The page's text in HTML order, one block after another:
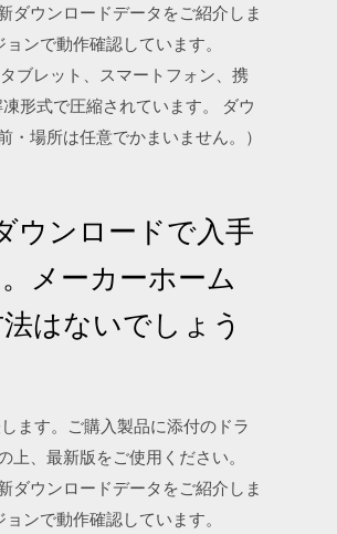
ダウンロードデータをご紹介しま
ンで動作確認しています。
ブレット、スマートフォン、携
形式で圧縮されています。 ダウ
場所は任意でかまいません。）
ウンロードで入手
メーカーホーム
はないでしょう
ます。ご購入製品に添付のドラ
、最新版をご使用ください。
ダウンロードデータをご紹介しま
ンで動作確認しています。